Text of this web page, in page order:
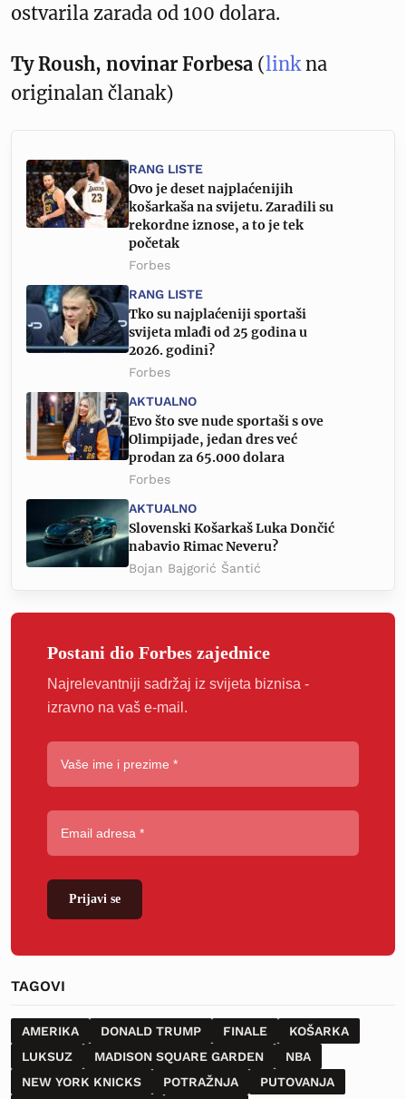
ostvarila zarada od 100 dolara.
Ty Roush, novinar Forbesa (link na
originalan članak)
RANG LISTE
Ovo je deset najplaćenijih
košarkaša na svijetu. Zaradili su
rekordne iznose, a to je tek
početak
Forbes
RANG LISTE
Tko su najplaćeniji sportaši
svijeta mlađi od 25 godina u
2026. godini?
Forbes
AKTUALNO
Evo što sve nude sportaši s ove
Olimpijade, jedan dres već
prodan za 65.000 dolara
Forbes
AKTUALNO
Slovenski Košarkaš Luka Dončić
nabavio Rimac Neveru?
Bojan Bajgorić Šantić
Postani dio Forbes zajednice
Najrelevantniji sadržaj iz svijeta biznisa -
izravno na vaš e-mail.
Prijavi se
TAGOVI
AMERIKA DONALD TRUMP FINALE
KOŠARKA
LUKSUZ
MADISON SQUARE GARDEN
NBA
NEW YORK KNICKS
POTRAŽNJA PUTOVANJA